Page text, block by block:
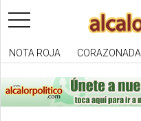
toggle
navigation
NOTA ROJA CORAZONADA